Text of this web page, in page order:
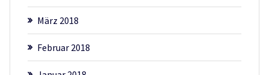
März 2018
Februar 2018